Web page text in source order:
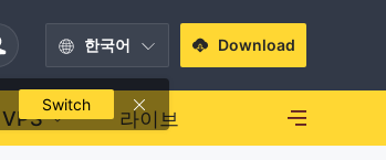
한국어
Switch
Download
VPS 라이브